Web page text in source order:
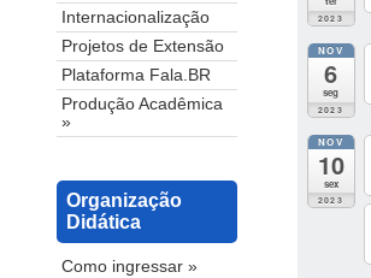
Internacionalização
Projetos de Extensão
Plataforma Fala.BR
Produção Acadêmica
»
Organização
Didática
Como ingressar »
2023
NOV
6
seg
2023
NOV
10
sex
2023